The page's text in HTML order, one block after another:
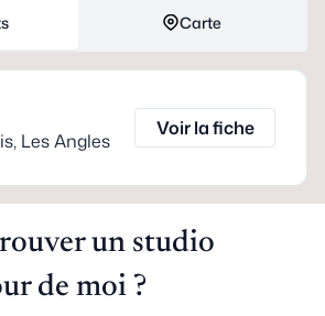
Carte
, Les Angles
Voir la fiche
un studio
de moi ?